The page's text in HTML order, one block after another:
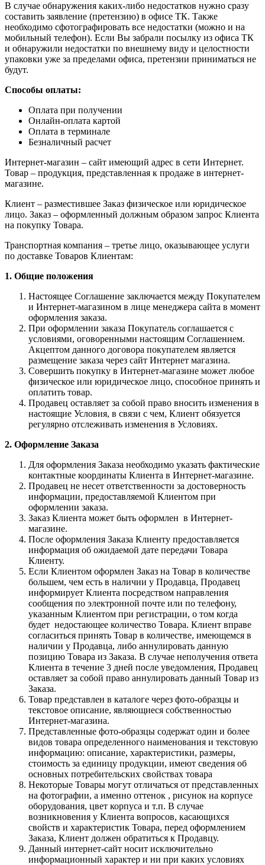
В случае обнаружения каких-либо недостатков нужно сразу
составить заявление (претензию) в офисе ТК. Также
необходимо сфотографировать все недостатки (можно и на
мобильный телефон). Если Вы забрали посылку из офиса ТК
и обнаружили недостатки по внешнему виду и целостности
упаковки уже за пределами офиса, претензии приниматься не
будут.
Способы оплаты:
Оплата при получении
Онлайн-оплата картой
Оплата в терминале
Безналичный расчет
Интернет-магазин – сайт имеющий адрес в сети Интернет.
Товар – продукция, представленная к продаже в интернет-
магазине.
Клиент – разместившее Заказ физическое или юридическое
лицо. Заказ – оформленный должным образом запрос Клиента
на покупку Товара.
Транспортная компания – третье лицо, оказывающее услуги
по доставке Товаров Клиентам:
1. Общие положения
Настоящее Соглашение заключается между Покупателем
и Интернет-магазином в лице менеджера сайта в момент
оформления заказа.
При оформлении заказа Покупатель соглашается с
условиями, оговоренными настоящим Соглашением.
Акцептом данного договора покупателем является
размещение заказа через сайт Интернет магазина.
Совершить покупку в Интернет-магазине может любое
физическое или юридическое лицо, способное принять и
оплатить товар.
Продавец оставляет за собой право вносить изменения в
настоящие Условия, в связи с чем, Клиент обязуется
регулярно отслеживать изменения в Условиях.
2. Оформление Заказа
Для оформления Заказа необходимо указать фактические
контактные координаты Клиента в Интернет-магазине.
Продавец не несет ответственности за достоверность
информации, предоставляемой Клиентом при
оформлении заказа.
Заказ Клиента может быть оформлен в Интернет-
магазине.
После оформления Заказа Клиенту предоставляется
информация об ожидаемой дате передачи Товара
Клиенту.
Если Клиентом оформлен Заказ на Товар в количестве
большем, чем есть в наличии у Продавца, Продавец
информирует Клиента посредством направления
сообщения по электронной почте или по телефону,
указанным Клиентом при регистрации, о том когда
будет недостающее количество Товара. Клиент вправе
согласиться принять Товар в количестве, имеющемся в
наличии у Продавца, либо аннулировать данную
позицию Товара из Заказа. В случае неполучения ответа
Клиента в течение 3 дней после уведомления, Продавец
оставляет за собой право аннулировать данный Товар из
Заказа.
Товар представлен в каталоге через фото-образцы и
текстовое описание, являющиеся собственностью
Интернет-магазина.
Представленные фото-образцы содержат один и более
видов товара определенного наименования и текстовую
информацию: описание, характеристики, размеры,
стоимость за единицу продукции, имеют сведения об
основных потребительских свойствах товара
Некоторые Товары могут отличаться от представленных
на фотографии, а именно оттенок , рисунок на корпусе
оборудования, цвет корпуса и т.п. В случае
возникновения у Клиента вопросов, касающихся
свойств и характеристик Товара, перед оформлением
Заказа, Клиент должен обратиться к Продавцу.
Данный интернет-сайт носит исключительно
информационный характер и ни при каких условиях